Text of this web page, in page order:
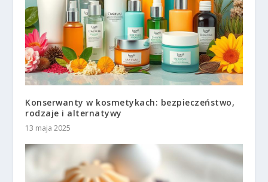
Konserwanty w kosmetykach: bezpieczeństwo,
rodzaje i alternatywy
13 maja 2025